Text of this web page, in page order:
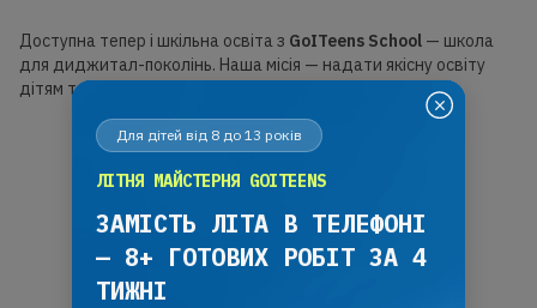
Доступна тепер і шкільна освіта з GoITeens School — школа
для диджитал-поколінь. Наша місія — надати якісну освіту
дітям та допомогти створити власну історію успіху.
10+
РОКІВ НАВЧАЄМО ДІТЕЙ
Для дітей від 8 до 13 років
ЛІТНЯ МАЙСТЕРНЯ GOITEENS
ЗАМІСТЬ ЛІТА В ТЕЛЕФОНІ
— 8+ ГОТОВИХ РОБІТ ЗА 4
ТИЖНІ